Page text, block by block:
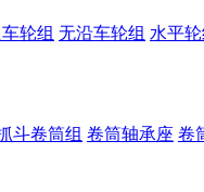
轮组 无沿车轮组 水平
斗卷筒组 卷筒轴承座 卷